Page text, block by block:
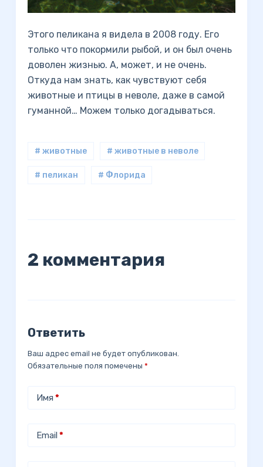
Этого пеликана я видела в 2008 году. Его
только что покормили рыбой, и он был очень
доволен жизнью. А, может, и не очень.
Откуда нам знать, как чувствуют себя
животные и птицы в неволе, даже в самой
гуманной… Можем только догадываться.
# животные # животные в неволе
# пеликан # Флорида
2 комментария
Ответить
Ваш адрес email не будет опубликован.
Обязательные поля помечены *
Имя *
Email *